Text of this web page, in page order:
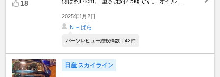
18
側は約84cm。 重さは約2.5kgです。 オイル ...
2025年1月2日
Ｎ－ばら
パーツレビュー総投稿数：42件
日産 スカイライン